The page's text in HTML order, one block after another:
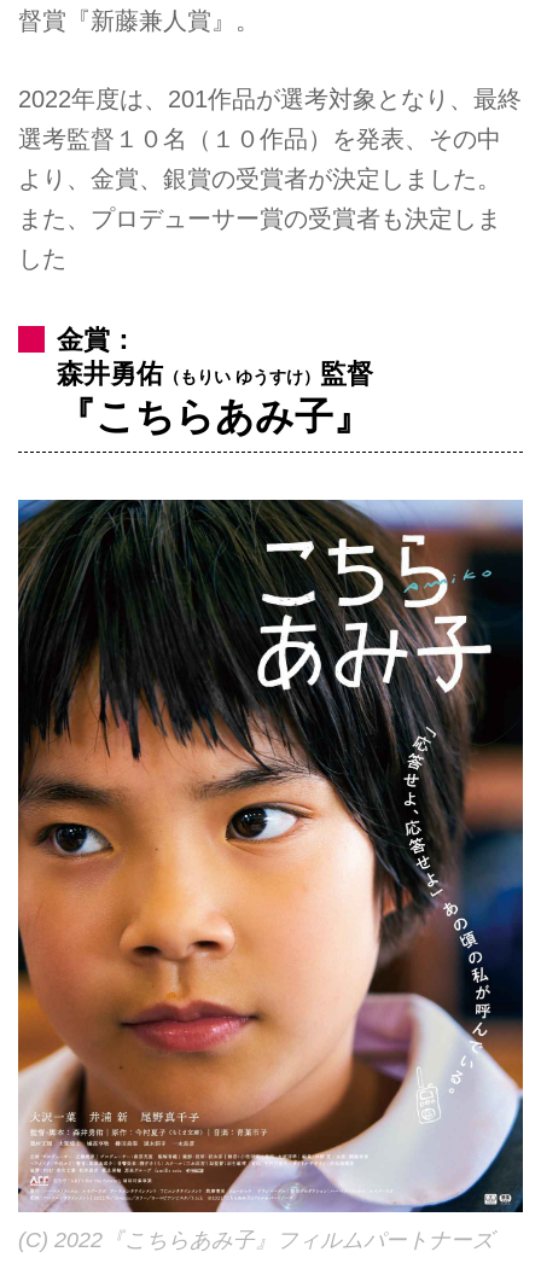
督賞『新藤兼人賞』。
2022年度は、201作品が選考対象となり、最終
選考監督１０名（１０作品）を発表、その中
より、金賞、銀賞の受賞者が決定しました。
また、プロデューサー賞の受賞者も決定しま
した
金賞：
森井勇佑 （もりい ゆうすけ） 監督
『こちらあみ子』
(C) 2022『こちらあみ子』フィルムパートナーズ